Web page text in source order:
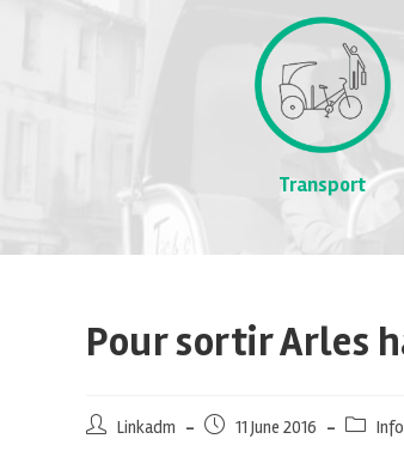
Transport
Pour sortir Arles
Linkadm 11 June 2016